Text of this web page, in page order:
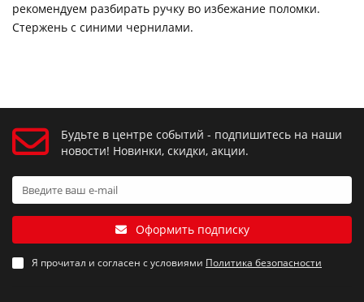
рекомендуем разбирать ручку во избежание поломки.
Стержень с синими чернилами.
Будьте в центре событий - подпишитесь на наши
новости! Новинки, скидки, акции.
Оформить подписку
Я прочитал и согласен с условиями Политика безопасности